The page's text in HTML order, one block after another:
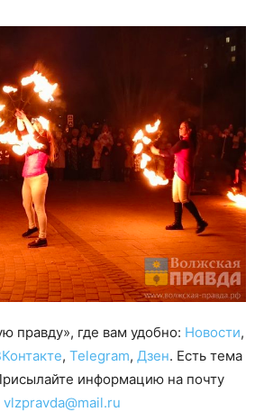
правду», где вам удобно: Новости,
, Telegram, Дзен. Есть тема
информацию на почту
vlzpravda@mail.ru